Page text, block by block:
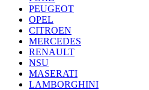
PEUGEOT
OPEL
CITROEN
MERCEDES
RENAULT
NSU
MASERATI
LAMBORGHINI